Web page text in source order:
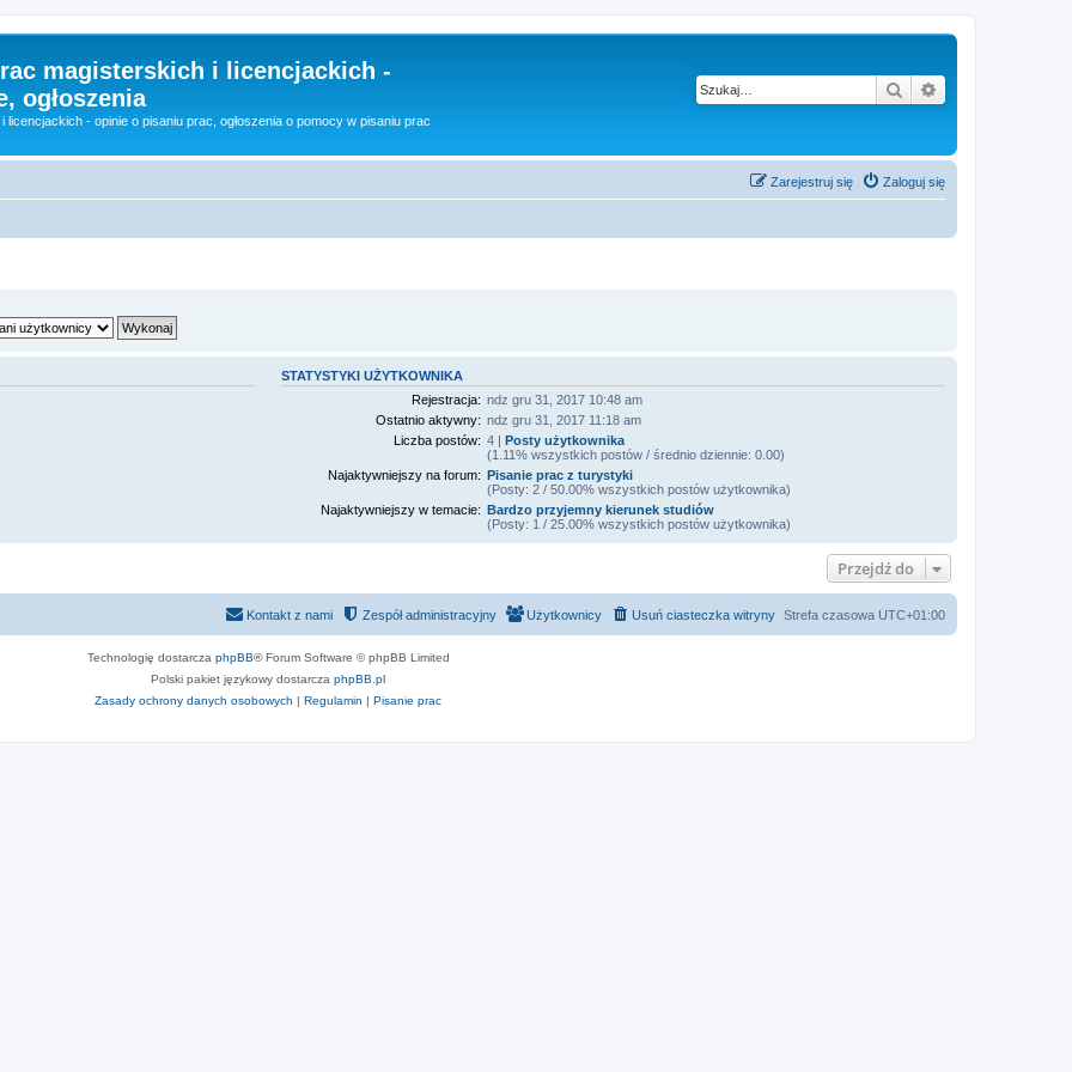
magisterskich i licencjackich -
ogłoszenia
- opinie o pisaniu prac, ogłoszenia o pomocy w pisaniu prac
Szukaj
Zaloguj się
Zarejestruj się
STATYSTYKI UŻYTKOWNIKA
Rejestracja: ndz gru 31, 2017 10:48 am
Ostatnio aktywny: ndz gru 31, 2017 11:18 am
Liczba postów: 4 | Posty użytkownika
(1.11% wszystkich postów / średnio dziennie: 0.00)
Najaktywniejszy na forum: Pisanie prac z turystyki
(Posty: 2 / 50.00% wszystkich postów użytkownika)
Najaktywniejszy w temacie: Bardzo przyjemny kierunek studiów
(Posty: 1 / 25.00% wszystkich postów użytkownika)
Przejdź do
Strefa czasowa UTC+01:00
Usuń ciasteczka witryny
Użytkownicy
Zespół administracyjny
Kontakt z nami
Technologię dostarcza phpBB® Forum Software © phpBB Limited
Polski pakiet językowy dostarcza phpBB.pl
Zasady ochrony danych osobowych | Regulamin | Pisanie prac